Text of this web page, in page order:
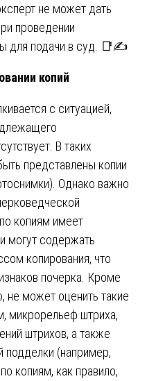
не может дать
проведении
для подачи в суд. 📑✍️
копий
с ситуацией,
В таких
представлены копии
Однако важно
копиям имеет
могут содержать
копирования, что
почерка. Кроме
не может оценить такие
микрорельеф штриха,
штрихов, а также
подделки (например,
копиям, как правило,